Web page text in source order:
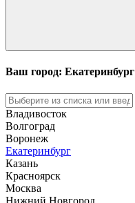
Ваш город: Екатеринбург
Владивосток
Волгоград
Воронеж
Екатеринбург
Казань
Красноярск
Москва
Нижний Новгород